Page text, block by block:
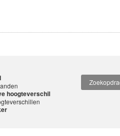
hoogteverschil